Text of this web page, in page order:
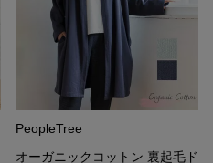
PeopleTree
オーガニックコットン 裏起毛ド